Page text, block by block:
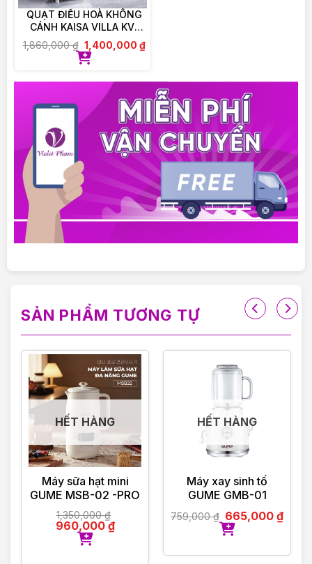
QUẠT ĐIỀU HOÀ KHÔNG
CÁNH KAISA VILLA KV-
QKC6622
1,860,000₫ 1,400,000 ₫
SẢN PHẨM TƯƠNG TỰ
HẾT HÀNG
Máy sữa hạt mini
GUME MSB-02 -PRO
1,350,000₫
960,000₫
HẾT HÀNG
Máy xay sinh tố
GUME GMB-01
759,000₫ 665,000₫